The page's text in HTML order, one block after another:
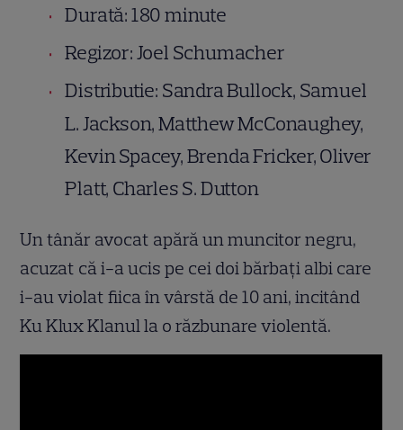
Durată: 180 minute
Regizor: Joel Schumacher
Distributie: Sandra Bullock, Samuel
L. Jackson, Matthew McConaughey,
Kevin Spacey, Brenda Fricker, Oliver
Platt, Charles S. Dutton
Un tânăr avocat apără un muncitor negru,
acuzat că i-a ucis pe cei doi bărbaţi albi care
i-au violat fiica în vârstă de 10 ani, incitând
Ku Klux Klanul la o răzbunare violentă.